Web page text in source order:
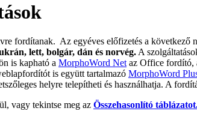
fordítanak. Az egyéves előfizetés a következő
lett, bolgár, dán és norvég. A
is kapható a MorphoWord Net az Office fordító,
is együtt tartalmazó MorphoWord
helyre telepítheti és használhatja. A
vagy tekintse meg az Összehasonlító